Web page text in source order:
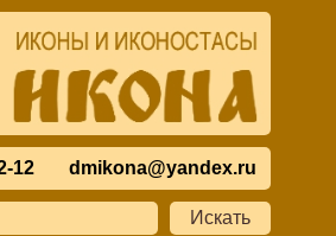
12 dmikona@yandex.ru